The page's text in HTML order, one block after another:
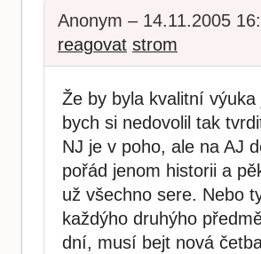
Anonym – 14.11.2005
reagovat strom
Že by byla kvalitní výuka
bych si nedovolil tak
NJ je v poho, ale na AJ
pořád jenom historii a
už všechno sere. Nebo
každýho druhýho
dní, musí bejt nová